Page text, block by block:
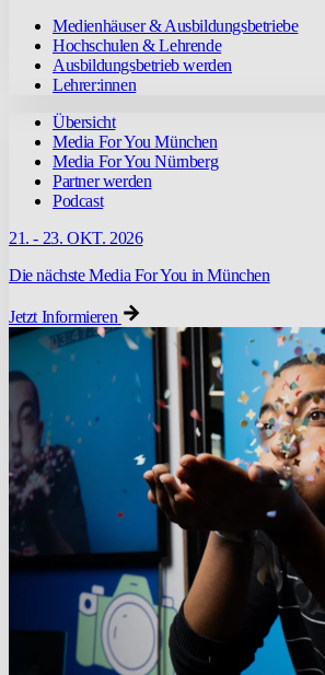
Medienhäuser & Ausbildungsbetriebe
Hochschulen & Lehrende
Ausbildungsbetrieb werden
Lehrer:innen
Übersicht
Media For You München
Media For You Nürnberg
Partner werden
Podcast
21. - 23. OKT. 2026
Die nächste Media For You in München
Jetzt Informieren